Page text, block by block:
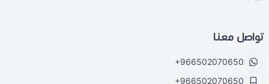
تواصل معنا
+966502070650
+966502070650